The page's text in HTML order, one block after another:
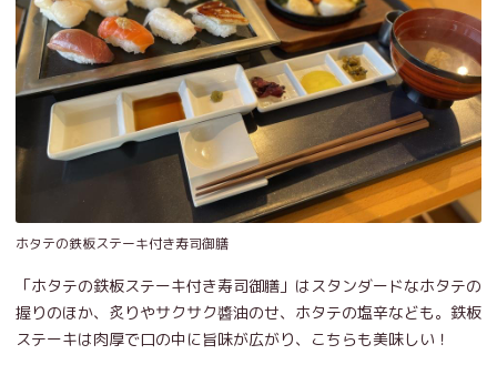
ホタテの鉄板ステーキ付き寿司御膳
「ホタテの鉄板ステーキ付き寿司御膳」はスタンダードなホタテの
握りのほか、炙りやサクサク醬油のせ、ホタテの塩辛なども。鉄板
ステーキは肉厚で口の中に旨味が広がり、こちらも美味しい！